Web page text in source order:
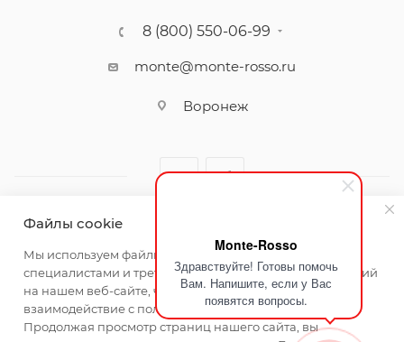
Monte-Rosso
Здравствуйте! Готовы помочь
Вам. Напишите, если у Вас
появятся вопросы.
8 (800) 550-06-99
monte@monte-rosso.ru
Воронеж
2026 ©Monte Rosso - магазины обуви и аксессуаров для
женщин
Файлы cookie
Мы используем файлы cookie, разработанные нашими
специалистами и третьими лицами, для анализа событий
на нашем веб-сайте, что позволяет нам улучшать
взаимодействие с пользователями и обслуживание.
Продолжая просмотр страниц нашего сайта, вы